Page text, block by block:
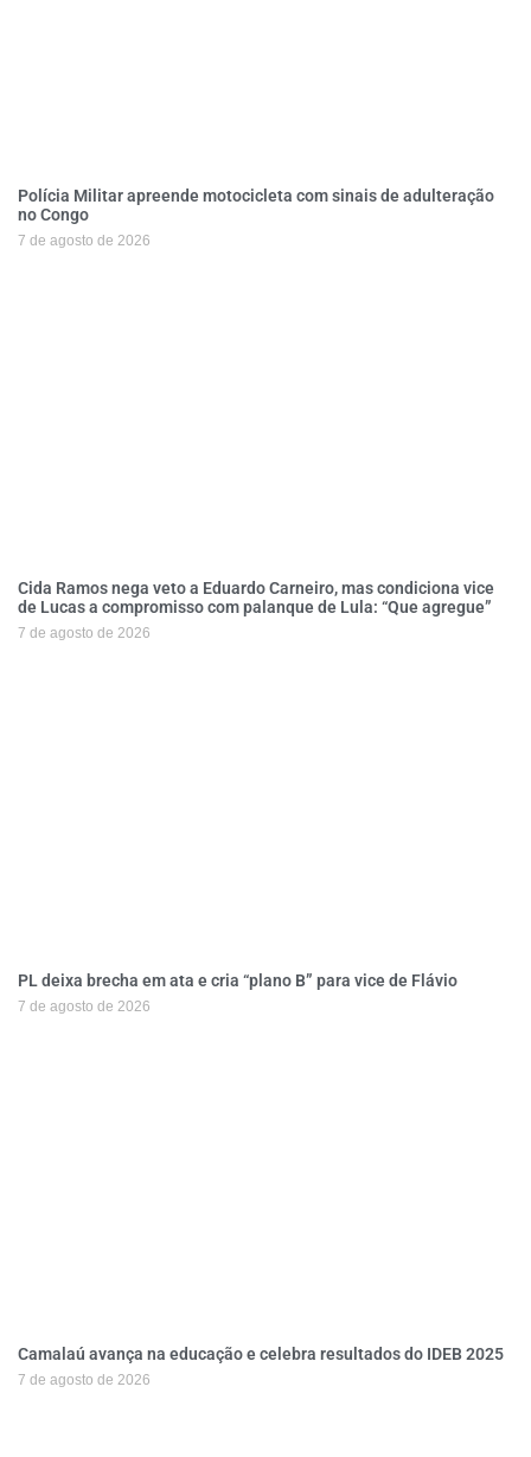
Polícia Militar apreende motocicleta com sinais de adulteração
no Congo
7 de agosto de 2026
Cida Ramos nega veto a Eduardo Carneiro, mas condiciona vice
de Lucas a compromisso com palanque de Lula: “Que agregue”
7 de agosto de 2026
PL deixa brecha em ata e cria “plano B” para vice de Flávio
7 de agosto de 2026
Camalaú avança na educação e celebra resultados do IDEB 2025
7 de agosto de 2026